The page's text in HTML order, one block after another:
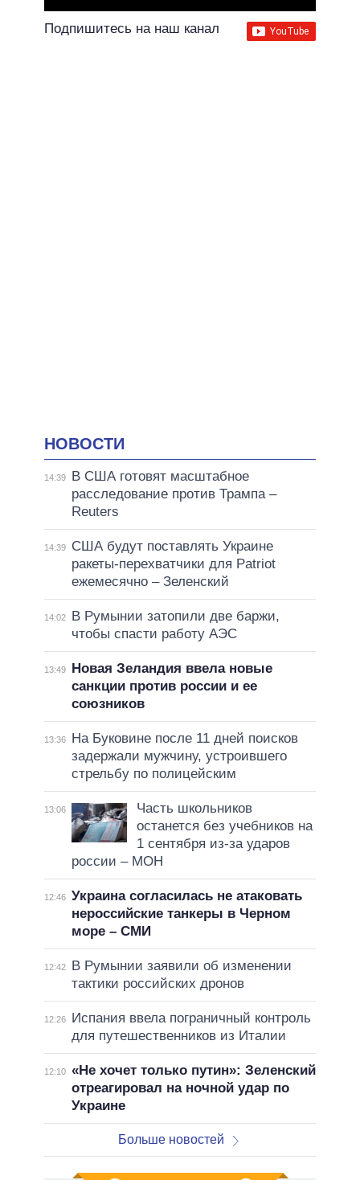
Подпишитесь на наш канал
НОВОСТИ
14:39
В США готовят масштабное
расследование против Трампа –
Reuters
14:39
США будут поставлять Украине
ракеты-перехватчики для Patriot
ежемесячно – Зеленский
14:02
В Румынии затопили две баржи,
чтобы спасти работу АЭС
13:49
Новая Зеландия ввела новые
санкции против россии и ее
союзников
13:36
На Буковине после 11 дней поисков
задержали мужчину, устроившего
стрельбу по полицейским
13:06
Часть школьников
останется без учебников на
1 сентября из-за ударов
россии – МОН
12:46 Украина согласилась не атаковать
нероссийские танкеры в Черном
море – СМИ
12:42
В Румынии заявили об изменении
тактики российских дронов
12:26
Испания ввела пограничный контроль
для путешественников из Италии
12:10 «Не хочет только путин»: Зеленский
отреагировал на ночной удар по
Украине
Больше новостей